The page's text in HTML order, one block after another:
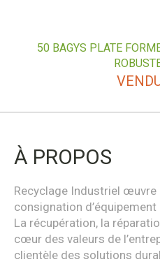
50 BAGYS PLATE
À PROPOS
Recyclage Industriel œuvre
consignation
La récupération, la
cœur des valeurs de
clientèle des solutions